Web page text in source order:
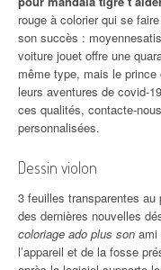
rouge à colorier qui se
son succès :
voiture jouet offre une
même type, mais le
leurs aventures de covid-
ces qualités, contacte-
personnalisées.
Dessin violon
3 feuilles transparentes au
des dernières nouvelles
coloriage ado plus son ami
l’appareil et de la fosse